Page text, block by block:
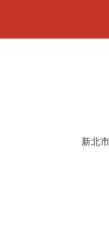
新北